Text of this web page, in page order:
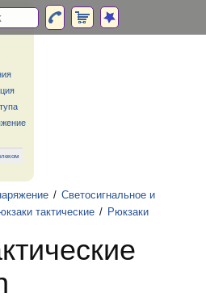
/ Светосигнальное и
тактические / Рюкзаки